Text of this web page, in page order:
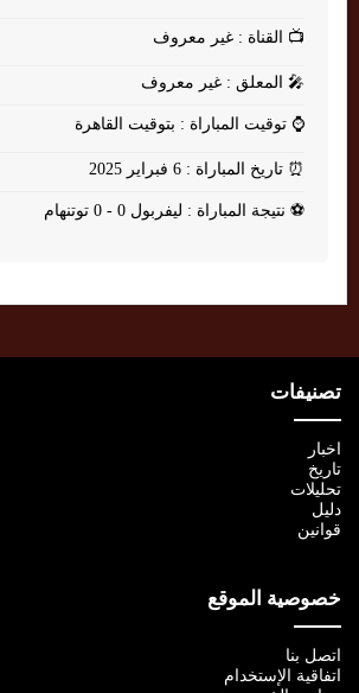
📺 القناة : غير معروف
🎤 المعلق : غير معروف
⌚ توقيت المباراة : بتوقيت القاهرة
⏰ تاريخ المباراة : 6 فبراير 2025
⚽ نتيجة المباراة : ليفربول 0 - 0 توتنهام
تصنيفات
اخبار
تاريخ
تحليلات
دليل
قوانين
خصوصية الموقع
اتصل بنا
اتفاقية الإستخدام